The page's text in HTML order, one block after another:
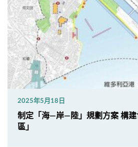
2025年5月18日
制定「海—岸—陸」規劃方案 構建
區」